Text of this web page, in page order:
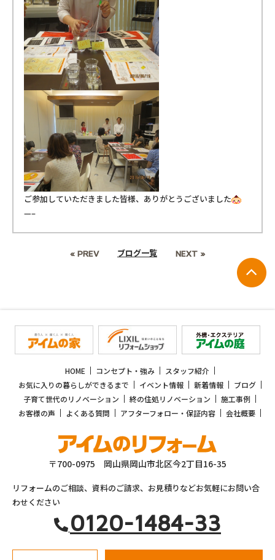
ご参加していただきました皆様、ありがとうございました
—–
« PREV ブログ一覧 NEXT »
HOME コンセプト・強み
スタッフ紹介
お気に入りの暮らしができるまで
イベント情報 新着情報
ブログ
子育て世代のリノベーション
終の住処リノベーション
施工事例
お客様の声
よくある質問 アフターフォロー・保証内容 会社概要
〒700-0975 岡山県岡山市北区今2丁目16-35
リフォームのご相談、資料のご請求、お見積りなどお気軽にお問い合
わせください
0120-1484-33